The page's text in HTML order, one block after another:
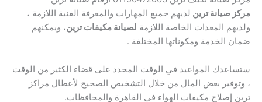
مركز صيانة ترين لديهم جميع المهارات والمعرفة الفنية اللازمة ،
ولديهم المعدات الخاصة اللازمة لصيانة مكيفات ترين، ويمكنهم
ضمان الخدمة ومكوناتها المختلفة .
ستساعدك المواعيد في الوقت المحدد على قضاء الكثير من الوقت
، وتوفير بعض المال من خلال التشخيص الصحيح لأعطال مراكز
ترين إصلاح مكيفات الهواء في القاهرة والمحافظات.